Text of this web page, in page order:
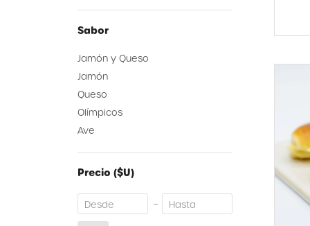
Sabor
Jamón y Queso
Jamón
Queso
Olímpicos
Ave
Precio ($U)